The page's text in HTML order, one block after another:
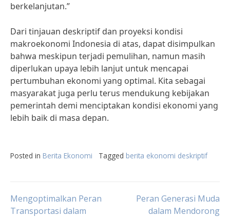
berkelanjutan.”
Dari tinjauan deskriptif dan proyeksi kondisi
makroekonomi Indonesia di atas, dapat disimpulkan
bahwa meskipun terjadi pemulihan, namun masih
diperlukan upaya lebih lanjut untuk mencapai
pertumbuhan ekonomi yang optimal. Kita sebagai
masyarakat juga perlu terus mendukung kebijakan
pemerintah demi menciptakan kondisi ekonomi yang
lebih baik di masa depan.
Posted in Berita Ekonomi Tagged berita ekonomi deskriptif
Post
Mengoptimalkan Peran
Transportasi dalam
Peran Generasi Muda
dalam Mendorong